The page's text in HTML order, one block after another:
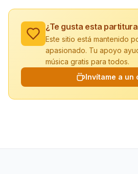
¿Te gusta esta
Este sitio está mantenido
apasionado. Tu apoyo
música gratis para todos.
Invítame a un